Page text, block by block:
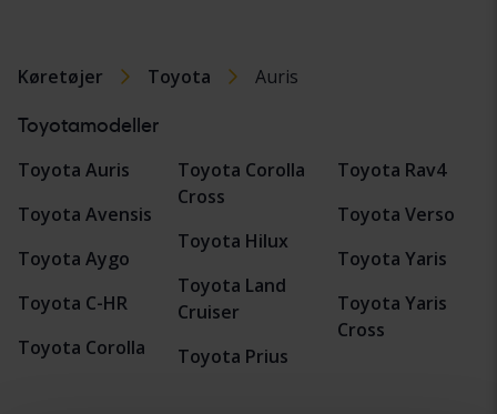
Køretøjer Toyota Auris
Toyotamodeller
Toyota Auris
Toyota Avensis
Toyota Aygo
Toyota C-HR
Toyota Corolla
Toyota Corolla
Cross
Toyota Hilux
Toyota Land
Cruiser
Toyota Prius
Toyota Rav4
Toyota Verso
Toyota Yaris
Toyota Yaris
Cross